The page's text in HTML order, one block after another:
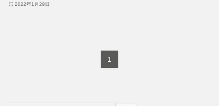
2022年1月29日
1